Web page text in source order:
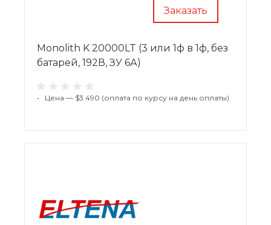
Заказать
Monolith K 20000LT (3 или 1ф в 1ф, без
батарей, 192В, ЗУ 6А)
• Цена — $3 490 (оплата по курсу на день оплаты)